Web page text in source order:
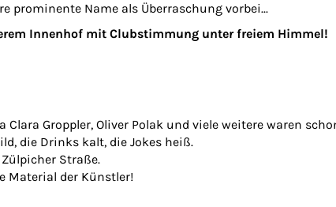
prominente Name als Überraschung vorbei...
Innenhof mit Clubstimmung unter freiem Himmel!
Groppler, Oliver Polak und viele weitere waren
die Drinks kalt, die Jokes heiß.
Straße.
Material der Künstler!